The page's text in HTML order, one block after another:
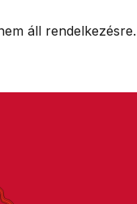
áll rendelkezésre.